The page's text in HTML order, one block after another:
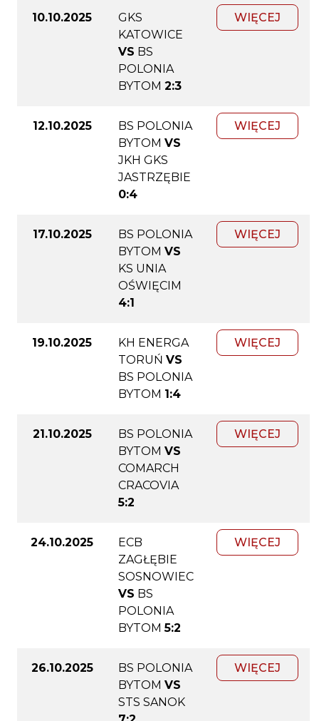
10.10.2025
GKS
KATOWICE
VS BS
POLONIA
BYTOM 2:3
WIĘCEJ
12.10.2025
BS POLONIA
BYTOM VS
JKH GKS
JASTRZĘBIE
0:4
WIĘCEJ
17.10.2025
BS POLONIA
BYTOM VS
KS UNIA
OŚWIĘCIM
4:1
WIĘCEJ
19.10.2025
KH ENERGA
TORUŃ VS
BS POLONIA
BYTOM 1:4
WIĘCEJ
21.10.2025
BS POLONIA
BYTOM VS
COMARCH
CRACOVIA
5:2
WIĘCEJ
24.10.2025
ECB
ZAGŁĘBIE
SOSNOWIEC
VS BS
POLONIA
BYTOM 5:2
WIĘCEJ
26.10.2025
BS POLONIA
BYTOM VS
STS SANOK
WIĘCEJ